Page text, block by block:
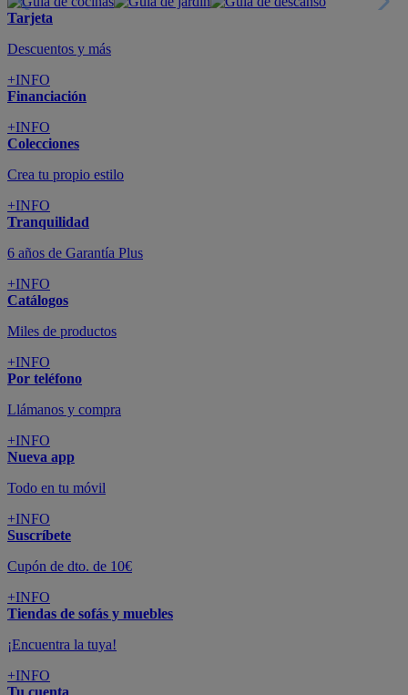
Tarjeta
Descuentos y más
+INFO
Financiación
+INFO
Colecciones
Crea tu propio estilo
+INFO
Tranquilidad
6 años de Garantía Plus
+INFO
Catálogos
Miles de productos
+INFO
Por teléfono
Llámanos y compra
+INFO
Nueva app
Todo en tu móvil
+INFO
Suscríbete
Cupón de dto. de 10€
+INFO
Tiendas de sofás y muebles
¡Encuentra la tuya!
+INFO
Tu cuenta